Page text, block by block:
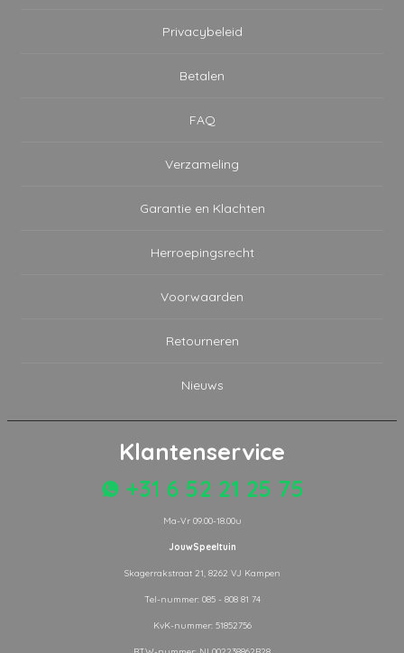
Privacybeleid
Betalen
FAQ
Verzameling
Garantie en Klachten
Herroepingsrecht
Voorwaarden
Retourneren
Nieuws
Klantenservice
+31 6 52 21 25 75
Ma-Vr 09.00-18.00u
JouwSpeeltuin
Skagerrakstraat 21, 8262 VJ Kampen
Tel-nummer: 085 - 808 81 74
KvK-nummer: 51852756